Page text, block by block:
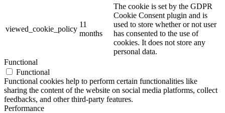
viewed_cookie_policy
11
months
The cookie is set by the GDPR
Cookie Consent plugin and is
used to store whether or not user
has consented to the use of
cookies. It does not store any
personal data.
Functional
Functional
Functional cookies help to perform certain functionalities like
sharing the content of the website on social media platforms, collect
feedbacks, and other third-party features.
Performance